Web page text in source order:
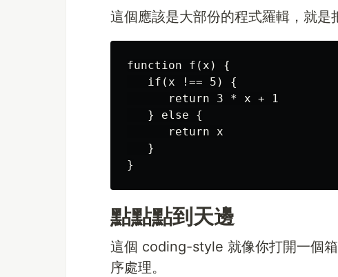
這個應該是大部份的程式羅輯，就是
function f(x) {
   if(x !== 5) {
      return 3 * x + 1
   } else {
      return x
   }
點點點到天邊
這個 coding-style 就像你打開一個
序處理。